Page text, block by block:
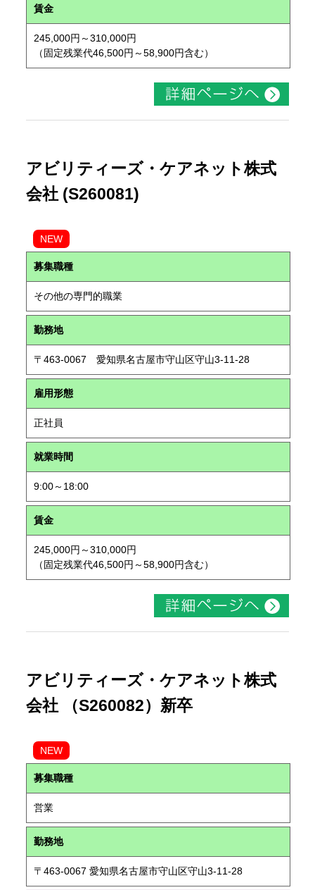
賃金
245,000円～310,000円
（固定残業代46,500円～58,900円含む）
アビリティーズ・ケアネット株式
会社 (S260081)
NEW
募集職種
その他の専門的職業
勤務地
〒463-0067 愛知県名古屋市守山区守山3-11-28
雇用形態
正社員
就業時間
9:00～18:00
賃金
245,000円～310,000円
（固定残業代46,500円～58,900円含む）
アビリティーズ・ケアネット株式
会社 （S260082）新卒
NEW
募集職種
営業
勤務地
〒463-0067 愛知県名古屋市守山区守山3-11-28